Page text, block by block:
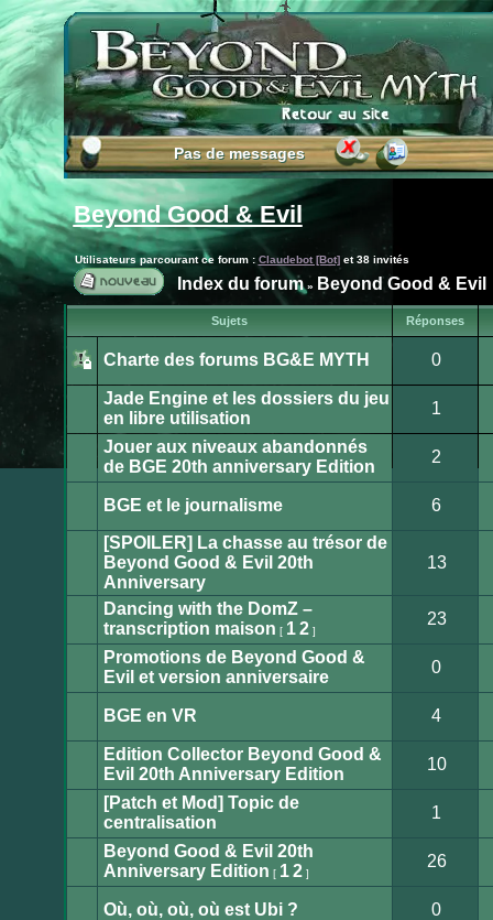
Pas de messages
Pas de messages
Beyond Good & Evil
Utilisateurs parcourant ce forum : Claudebot [Bot]et 38 invités
Publier
sujet
Index du forum» Beyond Good & Evil
Sujets Réponses
sujet
est
verrouillé.
Vous
ne
pouvez
publier
ou
modifier
Charte des forums BG&E MYTH 0
Aucun
message
non
Jade Engine et les dossiers du jeu
en libre utilisation
1
Aucun
message
non
Jouer aux niveaux abandonnés
de BGE 20th anniversary Edition
2
message
non
BGE et le journalisme 6
Aucun
message
non
[SPOILER] La chasse au trésor de
Beyond Good & Evil 20th
Anniversary
13
Aucun
message
non
Dancing with the DomZ –
transcription maison [ 1 2]
23
Aucun
message
non
Promotions de Beyond Good &
Evil et version anniversaire
0
message
non
BGE en VR 4
Aucun
message
Edition Collector Beyond Good &
Evil 20th Anniversary Edition
10
Aucun
message
non
[Patch et Mod] Topic de
centralisation
1
Aucun
message
non
Beyond Good & Evil 20th
Anniversary Edition [ 1 2]
26
Où, où, où, où est Ubi ? 0